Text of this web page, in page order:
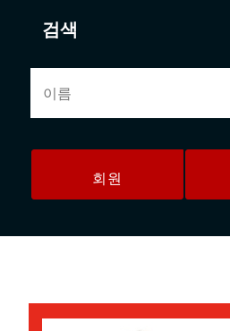
검색
회원